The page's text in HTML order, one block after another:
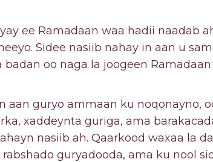
ee Ramadaan waa hadii naadab
Sidee nasiib nahay in aan u
oo naga la joogeen
aan guryo ammaan ku noqonayno,
xaddeynta guriga, ama
nasiib ah. Qaarkood waxaa la
guryadooda, ama ku nool